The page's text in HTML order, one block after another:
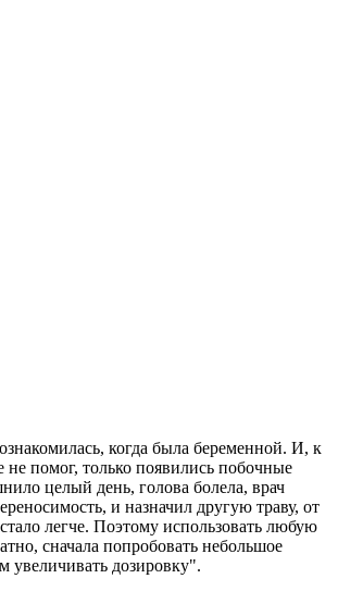
когда была беременной. И, к
помог, только появились побочные
целый день, голова болела, врач
и назначил другую траву, от
легче. Поэтому использовать любую
сначала попробовать небольшое
увеличивать дозировку".